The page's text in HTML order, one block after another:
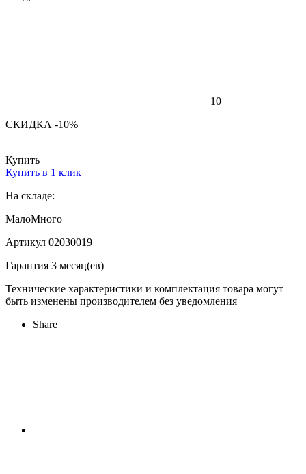
10
СКИДКА -10%
Купить
Купить в 1 клик
На складе:
МалоМного
Артикул 02030019
Гарантия 3 месяц(ев)
Технические характеристики и комплектация товара могут
быть изменены производителем без уведомления
Share